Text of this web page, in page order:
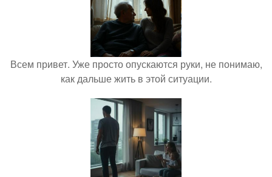
Всем привет. Уже просто опускаются руки, не понимаю,
как дальше жить в этой ситуации.